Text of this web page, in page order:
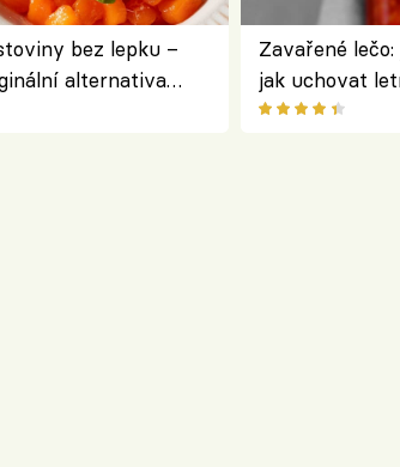
bez lepku –
alternativa
Zavařené
jak uchovat